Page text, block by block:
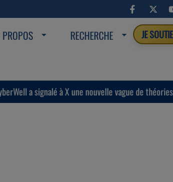
RECHERCHE JE
à X une nouvelle vague de théories